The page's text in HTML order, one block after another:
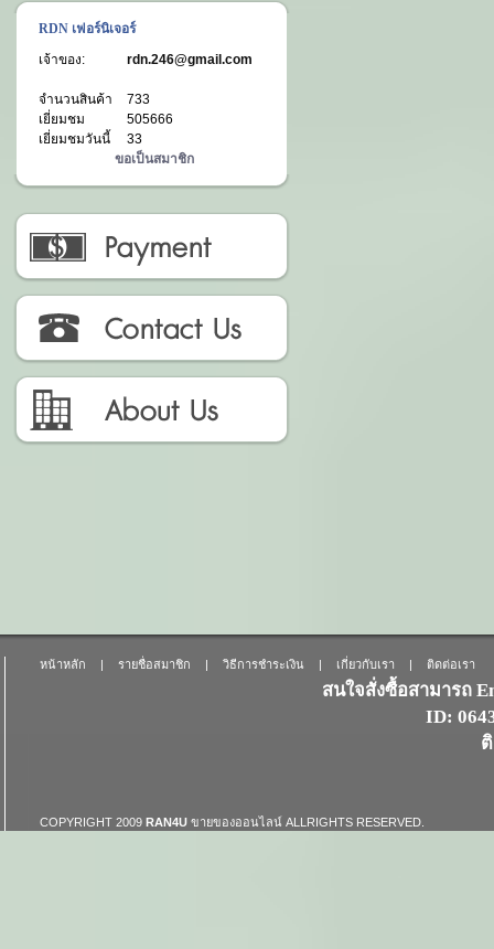
RDN เฟอร์นิเจอร์
เจ้าของ:
rdn.246@gmail.com
จำนวนสินค้า
733
เยี่ยมชม
505666
เยี่ยมชมวันนี้
33
ขอเป็นสมาชิก
หน้าหลัก | รายชื่อสมาชิก | วิธีการชำระเงิน | เกี่ยวกับเรา | ติดต่อเรา
สนใจสั่งซื้อสามารถ
ID:
COPYRIGHT 2009 RAN4U ขายของออนไลน์ ALLRIGHTS RESERVED.